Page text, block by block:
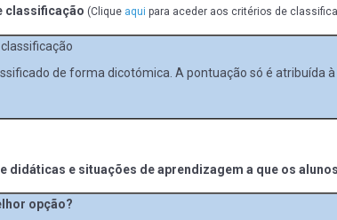
classificação (Clique aqui para aceder aos critérios de
de forma dicotómica. A pontuação só é atribuída
didáticas e situações de aprendizagem a que os
opção?